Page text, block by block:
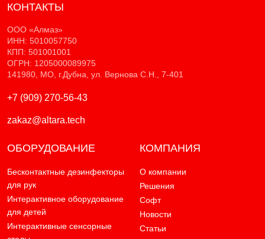
ОБОРУДОВАНИЕ
Бесконтактные дезинфекторы
для рук
Интерактивное оборудование
для детей
Интерактивные сенсорные
КОМПАНИЯ
О компании
Решения
Софт
Новости
Статьи
КОНТАКТЫ
ООО «Алмаз»
ИНН: 5010057750
КПП: 501001001
ОГРН: 1205000089975
141980, МО, г.Дубна, ул. Вернова С.Н., 7-401
+7 (909) 270-56-43
zakaz@altara.tech